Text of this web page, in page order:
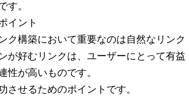
す。
イント
ク構築において重要なのは自然なリンク
が好むリンクは、ユーザーにとって有益
性が高いものです。
させるためのポイントです。